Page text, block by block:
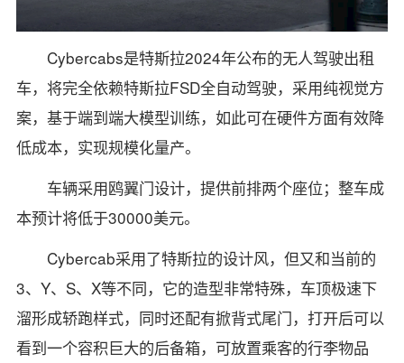
Cybercabs是特斯拉2024年公布的无人驾驶出租
车，将完全依赖特斯拉FSD全自动驾驶，采用纯视觉方
案，基于端到端大模型训练，如此可在硬件方面有效降
低成本，实现规模化量产。
车辆采用鸥翼门设计，提供前排两个座位；整车成
本预计将低于30000美元。
Cybercab采用了特斯拉的设计风，但又和当前的
3、Y、S、X等不同，它的造型非常特殊，车顶极速下
溜形成轿跑样式，同时还配有掀背式尾门，打开后可以
看到一个容积巨大的后备箱，可放置乘客的行李物品